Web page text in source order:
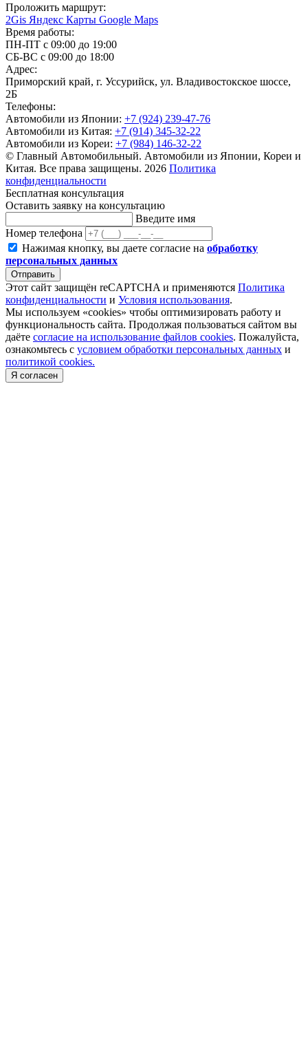
Проложить маршрут:
2Gis Яндекс Карты Google Maps
Время работы:
ПН-ПТ с 09:00 до 19:00
СБ-ВС с 09:00 до 18:00
Адрес:
Приморский край, г. Уссурийск, ул. Владивостокское шоссе,
2Б
Телефоны:
Автомобили из Японии: +7 (924) 239-47-76
Автомобили из Китая: +7 (914) 345-32-22
Автомобили из Кореи: +7 (984) 146-32-22
© Главный Автомобильный. Автомобили из Японии, Кореи и
Китая. Все права защищены. 2026 Политика
конфиденциальности
Бесплатная консультация
Оставить заявку на консультацию
Введите имя
Номер телефона
Нажимая кнопку, вы даете согласие на обработку
персональных данных
Отправить
Этот сайт защищён reCAPTCHA и применяются Политика
конфиденциальности и Условия использования.
Мы используем «cookies» чтобы оптимизировать работу и
функциональность сайта. Продолжая пользоваться сайтом вы
даёте согласие на использование файлов cookies. Пожалуйста,
ознакомьтесь с условием обработки персональных данных и
политикой cookies.
Я согласен